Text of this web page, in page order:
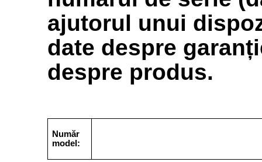
ajutorul unui
date despre
despre produs.
Număr
model: